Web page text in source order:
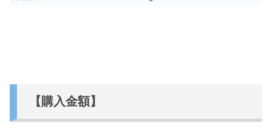
【購入金額】